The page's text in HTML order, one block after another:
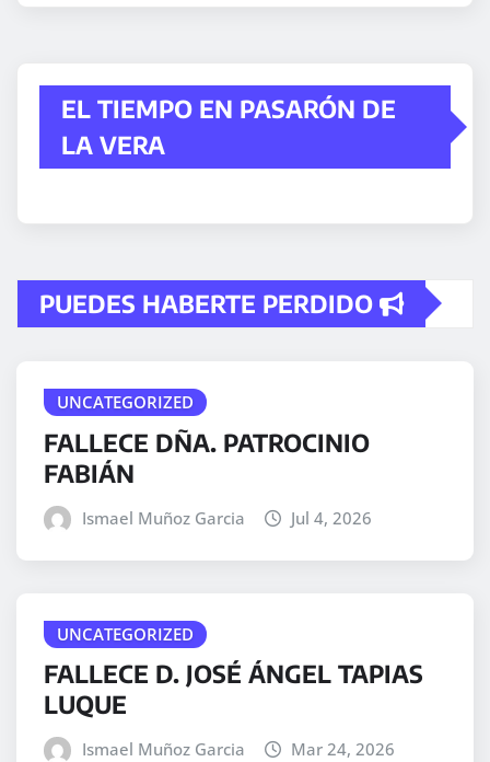
EL TIEMPO EN PASARÓN DE
LA VERA
PUEDES HABERTE PERDIDO
UNCATEGORIZED
FALLECE DÑA. PATROCINIO
FABIÁN
Ismael Muñoz Garcia Jul 4, 2026
UNCATEGORIZED
FALLECE D. JOSÉ ÁNGEL TAPIAS
LUQUE
Ismael Muñoz Garcia Mar 24, 2026